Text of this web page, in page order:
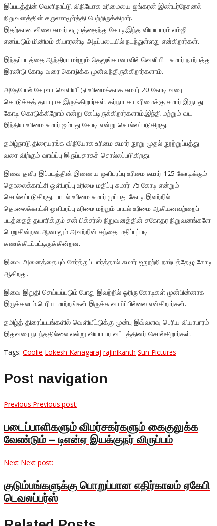
இப்படத்தின் வெளிநாட்டு விநியோக உரிமையை ஐங்கரன் இண்டர்நேசனல்
நிறுவனத்தின் கருணாமூர்த்தி பெற்றிருக்கிறார்.
இதற்கான விலை சுமார் எழுபத்தைந்து கோடி.இந்த வியாபாரம் எம்ஜி
எனப்படும் மினிமம் கியாரண்டி அடிப்படையில் நடந்துள்ளது என்கிறார்கள்.
இந்தப்படத்தை ஆந்திரா மற்றும் தெலுங்கானாவில் வெளியிட சுமார் நாற்பத்து
இரண்டு கோடி வரை கொடுக்க முன்வந்திருக்கிறார்களாம்.
அதேபோல் கேரளா வெளியீட்டு உரிமைக்காக சுமார் 20 கோடி வரை
கொடுக்கத் தயாராக இருக்கிறார்கள். கர்நாடகா உரிமைக்கு சுமார் இருபது
கோடி கொடுக்கிறோம் என்று கேட்டிருக்கிறார்களாம்.இந்தி மற்றும் வட
இந்திய உரிமை சுமார் ஐம்பது கோடி என்று சொல்லப்படுகிறது.
தமிழ்நாடு திரையரங்க விநியோக உரிமை சுமார் நூறு முதல் நூற்றுப்பத்து
வரை விற்கும் வாய்ப்பு இருப்பதாகச் சொல்லப்படுகிறது.
இவை தவிர இப்படத்தின் இணைய ஒளிபரப்பு உரிமை சுமார் 125 கோடிக்கும்
தொலைக்காட்சி ஒளிபரப்பு உரிமை மதிப்பு சுமார் 75 கோடி என்றும்
சொல்லப்படுகிறது. பாடல் உரிமை சுமார் முப்பது கோடி.இவற்றில்
தொலைக்காட்சி ஒளிபரப்பு உரிமை மற்றும் பாடல் உரிமை ஆகியனவற்றைப்
படத்தைத் தயாரிக்கும் சன் பிக்சர்ஸ் நிறுவனத்தின் சகோதர நிறுவனங்களே
பெறுகின்றன.ஆனாலும் அவற்றின் சந்தை மதிப்புப்படி
கணக்கிடப்பட்டிருக்கின்றன.
இவை அனைத்தையும் சேர்த்துப் பார்த்தால் சுமார் ஐநூற்றி நாற்பத்தேழு கோடி
ஆகிறது.
இவை இறுதி செய்யப்படும் போது இவற்றில் ஓரிரு கோடிகள் முன்பின்னாக
இருக்கலாம்.பெரிய மாற்றங்கள் இருக்க வாய்ப்பில்லை என்கிறார்கள்.
தமிழ்த் திரைப்படங்களில் வெளியீட்டுக்கு முன்பு இவ்வளவு பெரிய வியாபாரம்
இதுவரை நடந்ததில்லை என்று வியாபார வட்டத்தினர் சொல்கிறார்கள்.
Tags: Coolie Lokesh Kanagaraj rajinikanth Sun Pictures
Post navigation
Previous Previous post:
படைப்பாளிகளும் விமர்சகர்களும் கைகுலுக்க
வேண்டும் – டிஎன்ஏ இயக்குநர் விருப்பம்
Next Next post:
குடும்பங்களுக்கு பொறுப்பான எதிர்காலம் ஏகேபி
டெவலப்பர்ஸ்